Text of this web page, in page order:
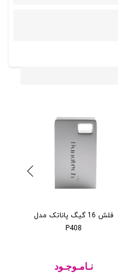
فلش 16 گيگ پاناتک مدل
P408
نـامـوجـود